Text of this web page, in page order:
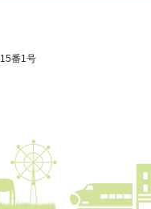
番1号